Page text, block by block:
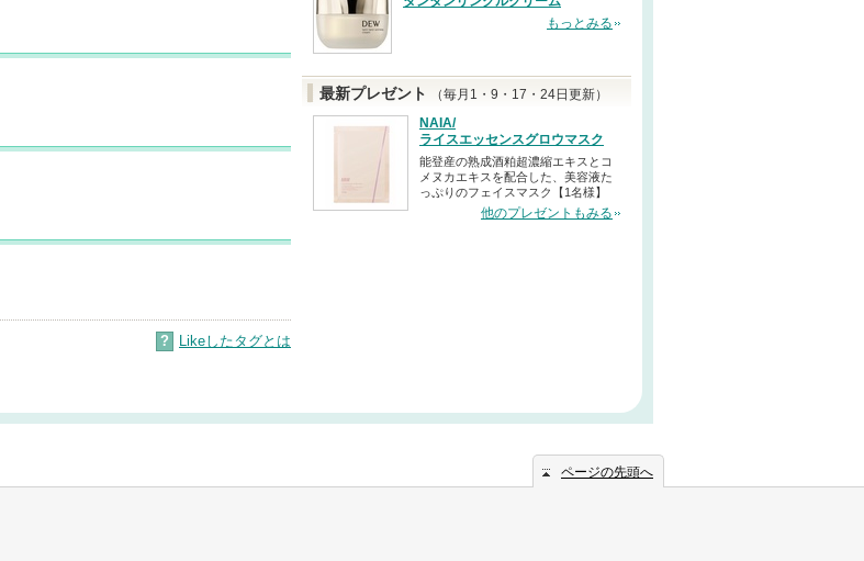
? Likeしたタグとは
もっとみる
最新プレゼント
（毎月1・9・17・24日更新）
NAIA/
ライスエッセンスグロウマスク
能登産の熟成酒粕超濃縮エキスとコ
メヌカエキスを配合した、美容液た
っぷりのフェイスマスク【1名様】
他のプレゼントもみる
ページの先頭へ